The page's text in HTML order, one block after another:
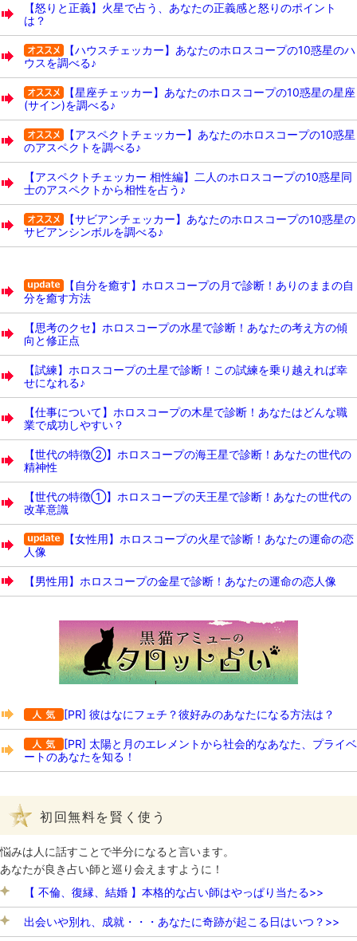
【怒りと正義】火星で占う、あなたの正義感と怒りのポイント
は？
【ハウスチェッカー】あなたのホロスコープの10惑星のハ
ウスを調べる♪
【星座チェッカー】あなたのホロスコープの10惑星の星座
(サイン)を調べる♪
【アスペクトチェッカー】あなたのホロスコープの10惑星
のアスペクトを調べる♪
【アスペクトチェッカー 相性編】二人のホロスコープの10惑星同
士のアスペクトから相性を占う♪
【サビアンチェッカー】あなたのホロスコープの10惑星の
サビアンシンボルを調べる♪
【自分を癒す】ホロスコープの月で診断！ありのままの自
分を癒す方法
【思考のクセ】ホロスコープの水星で診断！あなたの考え方の傾
向と修正点
【試練】ホロスコープの土星で診断！この試練を乗り越えれば幸
せになれる♪
【仕事について】ホロスコープの木星で診断！あなたはどんな職
業で成功しやすい？
【世代の特徴②】ホロスコープの海王星で診断！あなたの世代の
精神性
【世代の特徴①】ホロスコープの天王星で診断！あなたの世代の
改革意識
【女性用】ホロスコープの火星で診断！あなたの運命の恋
人像
【男性用】ホロスコープの金星で診断！あなたの運命の恋人像
[PR] 彼はなにフェチ？彼好みのあなたになる方法は？
[PR] 太陽と月のエレメントから社会的なあなた、プライベ
ートのあなたを知る！
初回無料を賢く使う
悩みは人に話すことで半分になると言います。
あなたが良き占い師と巡り会えますように！
【 不倫、復縁、結婚 】本格的な占い師はやっぱり当たる>>
出会いや別れ、成就・・・あなたに奇跡が起こる日はいつ？>>